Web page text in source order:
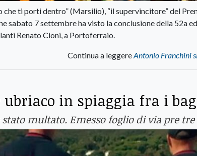
che ti porti dentro” (Marsilio), “il supervincitore” del
sabato 7 settembre ha visto la conclusione della 52a
Renato Cioni, a Portoferraio.
Continua a leggereAntonio Franchini
ubriaco in spiaggia fra i
stato multato. Emesso foglio di via pre